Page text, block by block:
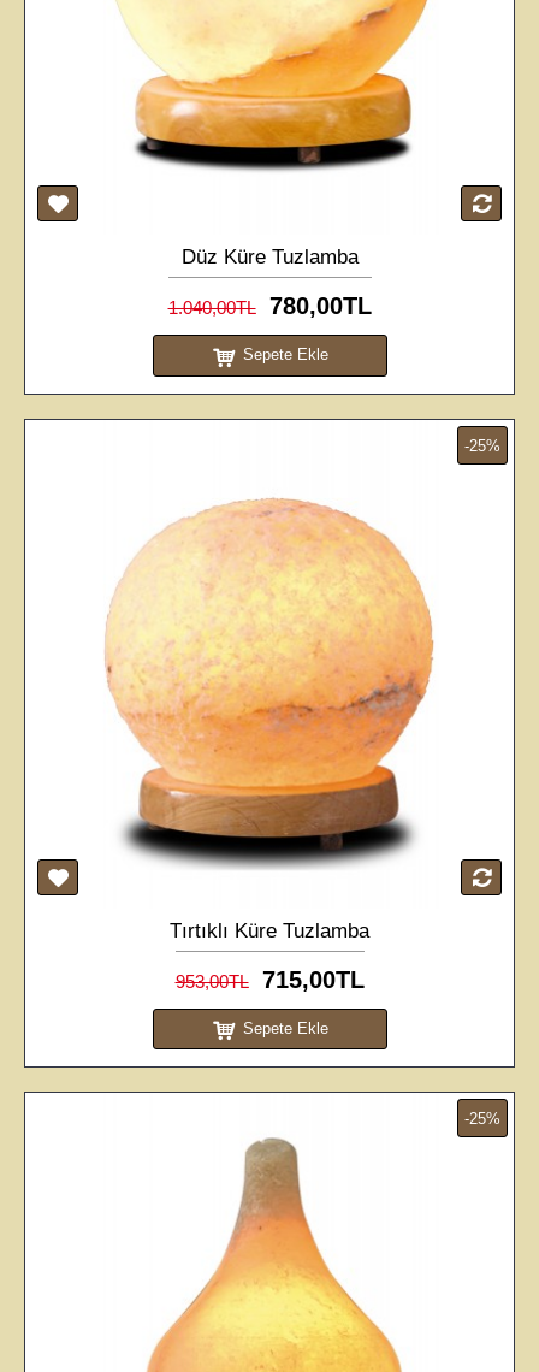
Düz Küre Tuzlamba
1.040,00TL 780,00TL
Sepete Ekle
-25%
Tırtıklı Küre Tuzlamba
953,00TL 715,00TL
Sepete Ekle
-25%